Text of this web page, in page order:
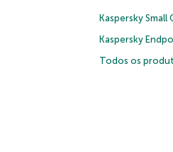
Kaspersky
Kaspersky
Todos os